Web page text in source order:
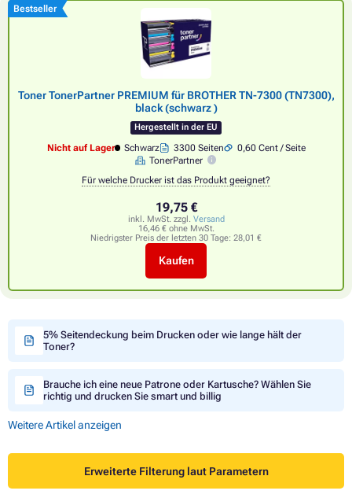
Bestseller
Toner TonerPartner PREMIUM für BROTHER TN-7300 (TN7300),
black (schwarz )
Hergestellt in der EU
Nicht auf Lager Schwarz 3300 Seiten
0,60 Cent / Seite
TonerPartner
Für welche Drucker ist das Produkt geeignet?
19,75 €
inkl. MwSt. zzgl. Versand
16,46 € ohne MwSt.
Niedrigster Preis der letzten 30 Tage: 28,01 €
Kaufen
5% Seitendeckung beim Drucken oder wie lange hält der
Toner?
Brauche ich eine neue Patrone oder Kartusche? Wählen Sie
richtig und drucken Sie smart und billig
Weitere Artikel anzeigen
Erweiterte Filterung laut Parametern